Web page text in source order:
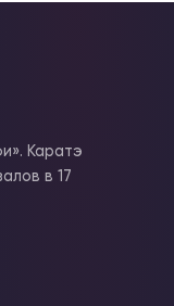
Каратэ
в 17